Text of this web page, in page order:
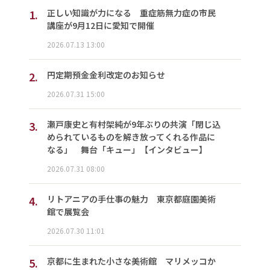
1.
正しい知識が力になる 重症筋無力症の市民
講座が9月12日に愛知で開催
2026.07.13 13:00
2. 円定期預金金利改定のお知らせ
2026.07.31 15:00
3.
瀬戸康史と有村架純が9年ぶりの共演「閉じ込
められているものを解き放ってくれる作品に
なる」 舞台「キュー」【インタビュー】
2026.07.31 08:00
4.
リトアニアの手仕事の魅力 東京都庭園美術
館で展覧会
2026.07.30 11:01
5.
京都に生まれた小さな美術館 マリメッコか